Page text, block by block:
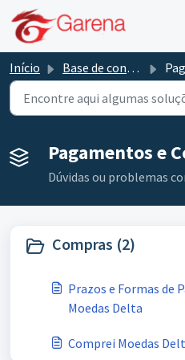
Ir para o conteúdo principal
Início Base de conhecimento
Pagamentos e
Dúvidas ou problemas
Compras (2)
Prazos e Formas de
Moedas Delta
Comprei Moedas